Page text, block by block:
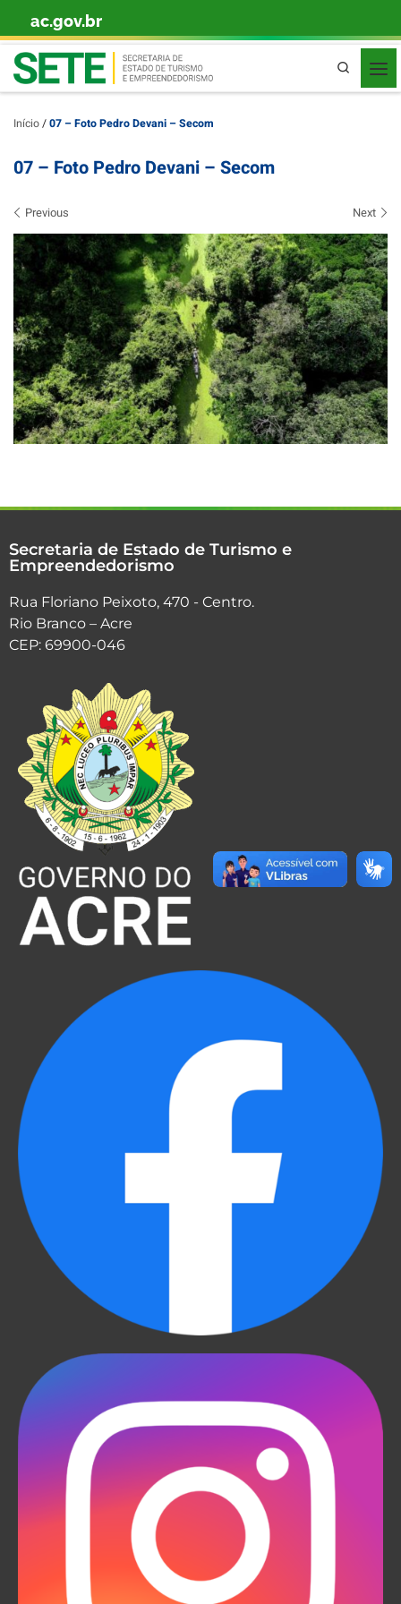
Skip to content
ac.gov.br
Pesquisa
Início/07 – Foto Pedro Devani – Secom
07 – Foto Pedro Devani – Secom
Images navigation
Previous Next
Secretaria de Estado de Turismo e
Empreendedorismo
Rua Floriano Peixoto, 470 - Centro.
Rio Branco – Acre
CEP: 69900-046